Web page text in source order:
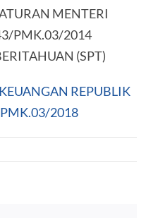
MENTERI
PMK.03/2014
(SPT)
REPUBLIK
2018